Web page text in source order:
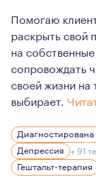
Помогаю
раскрыть свой
на
сопровождать
своей жизни на
выбирает.
Я работаю
Как
Близкие
Диагностирована
Депрессия + 91
Гештальт-терапия